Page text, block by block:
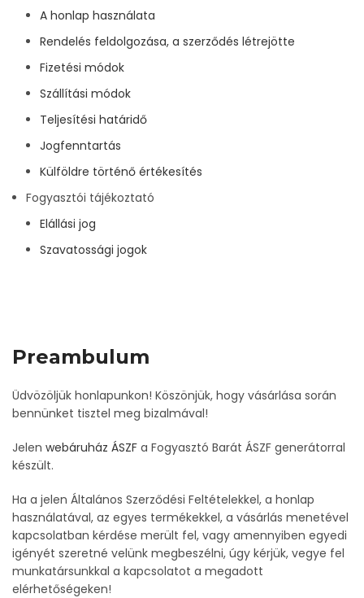
A honlap használata
Rendelés feldolgozása, a szerződés létrejötte
Fizetési módok
Szállítási módok
Teljesítési határidő
Jogfenntartás
Külföldre történő értékesítés
Fogyasztói tájékoztató
Elállási jog
Szavatossági jogok
Preambulum
Üdvözöljük honlapunkon! Köszönjük, hogy vásárlása során
bennünket tisztel meg bizalmával!
Jelen webáruház ÁSZF a Fogyasztó Barát ÁSZF generátorral
készült.
Ha a jelen Általános Szerződési Feltételekkel, a honlap
használatával, az egyes termékekkel, a vásárlás menetével
kapcsolatban kérdése merült fel, vagy amennyiben egyedi
igényét szeretné velünk megbeszélni, úgy kérjük, vegye fel
munkatársunkkal a kapcsolatot a megadott
elérhetőségeken!